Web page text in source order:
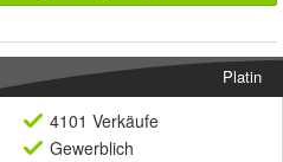
Platin
4101 Verkäufe
Gewerblich